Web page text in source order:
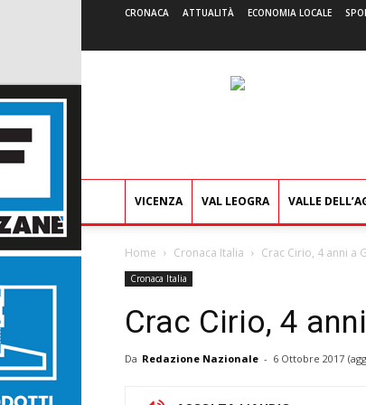
CRONACA ATTUALITÀ ECONOMIA LOCALE
VICENZA VAL LEOGRA VALLE
Home Cronaca Italia Crac Cirio, 4 anni a
Cronaca Italia
Crac Cirio, 4
Da Redazione Nazionale - 6 Ottobre 2017